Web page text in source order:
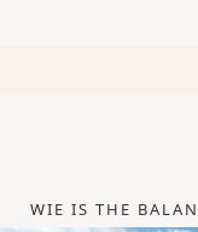
WIE IS THE